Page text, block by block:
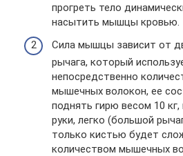
прогреть тело
насытить мышцы кровью.
Сила мышцы зависит от
рычага, который
непосредственно
мышечных волокон, ее
поднять гирю весом 10
руки, легко (большой
только кистью будет
количеством мышечных